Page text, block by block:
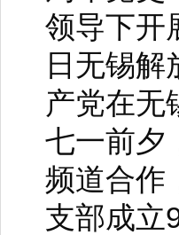
领导下开
日无锡
产党在无
七一前夕
频道合作
支部成立